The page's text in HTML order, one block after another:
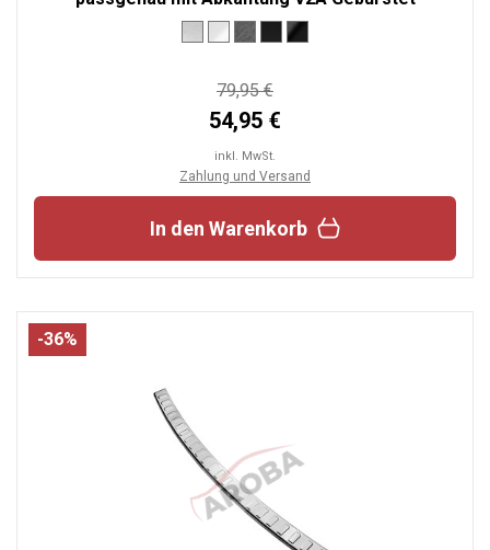
79,95 €
54,95 €
inkl. MwSt.
Zahlung und Versand
In den Warenkorb
-36%